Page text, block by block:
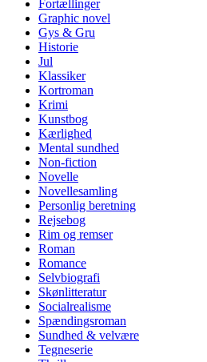
Fortællinger
Graphic novel
Gys & Gru
Historie
Jul
Klassiker
Kortroman
Krimi
Kunstbog
Kærlighed
Mental sundhed
Non-fiction
Novelle
Novellesamling
Personlig beretning
Rejsebog
Rim og remser
Roman
Romance
Selvbiografi
Skønlitteratur
Socialrealisme
Spændingsroman
Sundhed & velvære
Tegneserie